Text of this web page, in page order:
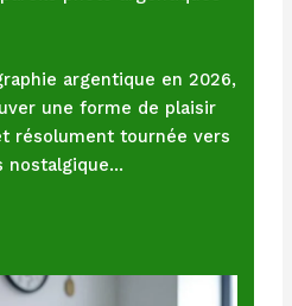
argentique en 2026,
une forme de plaisir
résolument tournée vers
nostalgique…